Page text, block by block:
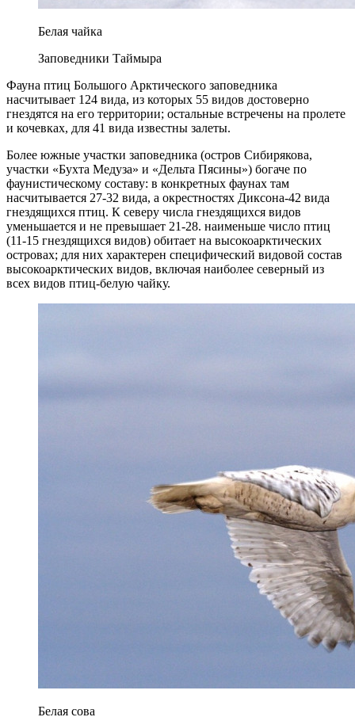
Белая чайка
Заповедники Таймыра
Фауна птиц Большого Арктического заповедника
насчитывает 124 вида, из которых 55 видов достоверно
гнездятся на его территории; остальные встречены на пролете
и кочевках, для 41 вида известны залеты.
Более южные участки заповедника (остров Сибирякова,
участки «Бухта Медуза» и «Дельта Пясины») богаче по
фаунистическому составу: в конкретных фаунах там
насчитывается 27-32 вида, а окрестностях Диксона-42 вида
гнездящихся птиц. К северу числа гнездящихся видов
уменьшается и не превышает 21-28. наименьше число птиц
(11-15 гнездящихся видов) обитает на высокоарктических
островах; для них характерен специфический видовой состав
высокоарктических видов, включая наиболее северный из
всех видов птиц-белую чайку.
Белая сова